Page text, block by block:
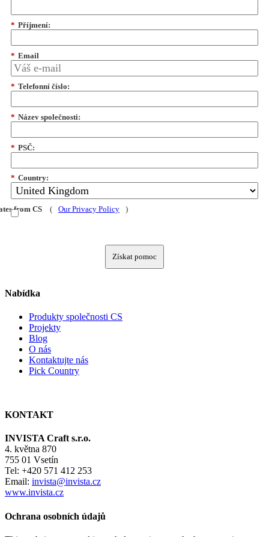
* Příjmení:
* Email
* Telefonní číslo:
* Název společnosti:
* PSČ:
* Country:
from CS ( Our Privacy Policy )
Získat pomoc
Nabídka
Produkty společnosti CS
Projekty
Blog
O nás
Kontaktujte nás
Pick Country
KONTAKT
INVISTA Craft s.r.o.
4. května 870
755 01 Vsetín
Tel: +420 571 412 253
Email: invista@invista.cz
www.invista.cz
Ochrana osobních údajů